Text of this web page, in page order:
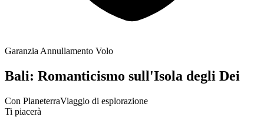
Garanzia Annullamento Volo
Bali: Romanticismo sull'Isola degli Dei
Con PlaneterraViaggio di esplorazione
Ti piacerà